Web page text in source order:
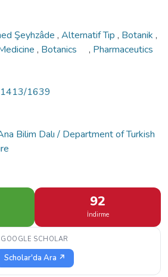
Şeyhzâde , Alternatif Tıp , Botanik ,
, Botanics , Pharmaceutics
1639
Bilim Dalı / Department of Turkish
92
İndirme
GOOGLE SCHOLAR
Scholar'da Ara ↗